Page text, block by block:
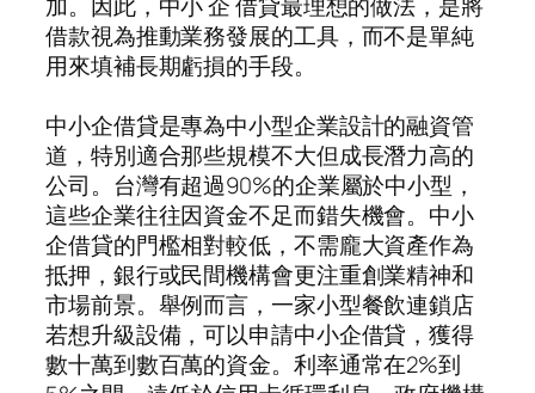
借款視為推動業務發展的工具，而不是單純
用來填補長期虧損的手段。
中小企借貸是專為中小型企業設計的融資管
道，特別適合那些規模不大但成長潛力高的
公司。台灣有超過90%的企業屬於中小型，
這些企業往往因資金不足而錯失機會。中小
企借貸的門檻相對較低，不需龐大資產作為
抵押，銀行或民間機構會更注重創業精神和
市場前景。舉例而言，一家小型餐飲連鎖店
若想升級設備，可以申請中小企借貸，獲得
數十萬到數百萬的資金。利率通常在2%到